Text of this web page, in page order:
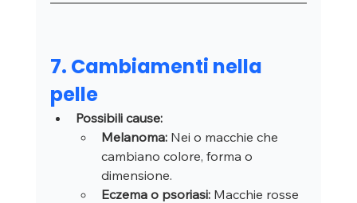
7. Cambiamenti nella
pelle
Possibili cause:
Melanoma: Nei o macchie che
cambiano colore, forma o
dimensione.
Eczema o psoriasi: Macchie rosse